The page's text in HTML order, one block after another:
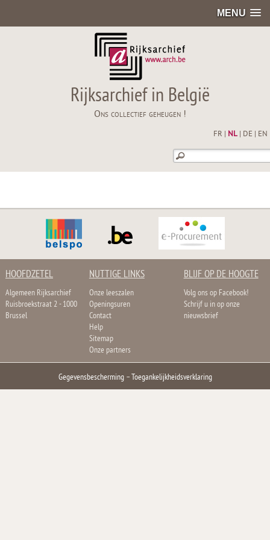
MENU
Rijksarchief in België
Ons collectief geheugen !
FR NL| DE EN
HOOFDZETEL
Algemeen Rijksarchief
Ruisbroekstraat 2 - 1000
Brussel
NUTTIGE LINKS
Onze leeszalen
Openingsuren
Contact
Help
Sitemap
Onze partners
BLIJF OP DE HOOGTE
Volg ons op Facebook!
Schrijf u in op onze
nieuwsbrief
Gegevensbescherming–Toegankelijkheidsverklaring